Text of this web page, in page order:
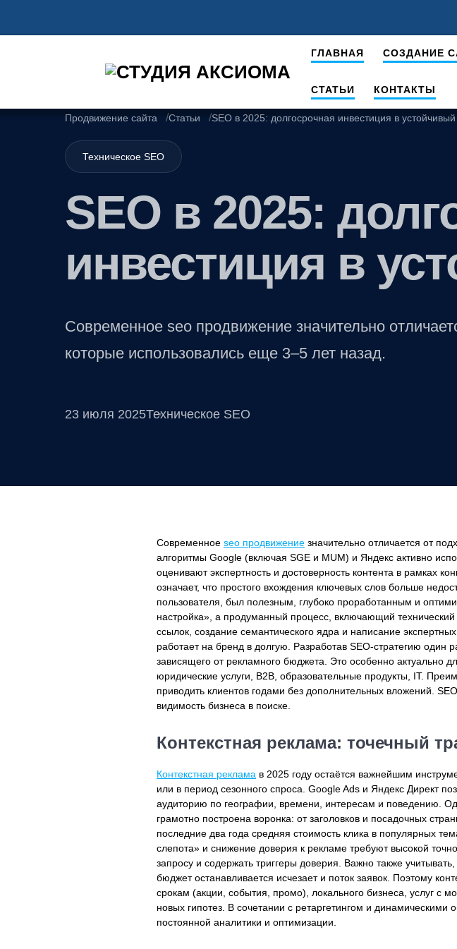
ГЛАВНАЯ СОЗДАНИЕ
СТАТЬИ КОНТАКТЫ
Продвижение сайта Статьи SEO в 2025: долгосрочная инвестиция в
Техническое SEO
SEO в 2025:
инвестиция в
Современное seo продвижение значительно
которые использовались еще 3–5 лет назад.
23 июля 2025Техническое SEO
Современное seo продвижение значительно отличается от
алгоритмы Google (включая SGE и MUM) и Яндекс активно
оценивают экспертность и достоверность контента в рамках
означает, что простого вхождения ключевых слов больше
пользователя, был полезным, глубоко проработанным и
настройка», а продуманный процесс, включающий технический
ссылок, создание семантического ядра и написание
работает на бренд в долгую. Разработав SEO-стратегию один
зависящего от рекламного бюджета. Это особенно актуально
юридические услуги, B2B, образовательные продукты, IT.
приводить клиентов годами без дополнительных вложений.
видимость бизнеса в поиске.
Контекстная реклама: точечный
Контекстная реклама в 2025 году остаётся важнейшим
или в период сезонного спроса. Google Ads и Яндекс Директ
аудиторию по географии, времени, интересам и поведению.
грамотно построена воронка: от заголовков и посадочных
последние два года средняя стоимость клика в популярных
слепота» и снижение доверия к рекламе требуют высокой
запросу и содержать триггеры доверия. Важно также
бюджет останавливается исчезает и поток заявок. Поэтому
срокам (акции, события, промо), локального бизнеса, услуг с
новых гипотез. В сочетании с ретаргетингом и
постоянной аналитики и оптимизации.